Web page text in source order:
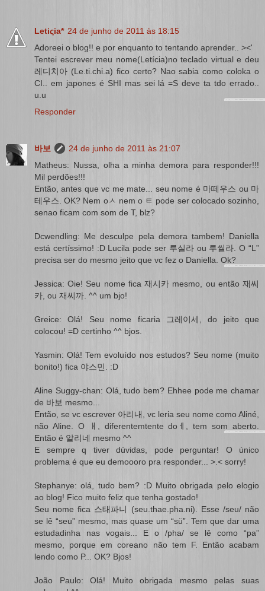
Letiςia* 24 de junho de 2011 às 18:15
Adoreei o blog!! e por enquanto to tentando aprender.. ><'
Tentei escrever meu nome(Letícia)no teclado virtual e deu
레디치아 (Le.ti.chi.a) fico certo? Nao sabia como coloka o
CI.. em japones é SHI mas sei lá =S deve ta tdo errado..
u.u
Responder
바보
24 de junho de 2011 às 21:07
Matheus: Nussa, olha a minha demora para responder!!!
Mil perdões!!!
Então, antes que vc me mate... seu nome é 마떼우스 ou 마
테우스. OK? Nem oㅅ nem o ㅌ pode ser colocado sozinho,
senao ficam com som de T, blz?
Dcwendling: Me desculpe pela demora tambem! Daniella
está certíssimo! :D Lucila pode ser 루실라 ou 루씰라. O “L”
precisa ser do mesmo jeito que vc fez o Daniella. Ok?
Jessica: Oie! Seu nome fica 재시카 mesmo, ou então 재씨
카, ou 재씨까. ^^ um bjo!
Greice: Olá! Seu nome ficaria 그레이세, do jeito que
colocou! =D certinho ^^ bjos.
Yasmin: Olá! Tem evoluído nos estudos? Seu nome (muito
bonito!) fica 야스민. :D
Aline Suggy-chan: Olá, tudo bem? Ehhee pode me chamar
de 바보 mesmo...
Então, se vc escrever 아리내, vc leria seu nome como Aliné,
não Aline. O ㅐ, diferentemtente doㅔ, tem som aberto.
Então é 알리네 mesmo ^^
E sempre q tiver dúvidas, pode perguntar! O único
problema é que eu demoooro pra responder... >.< sorry!
Stephanye: olá, tudo bem? :D Muito obrigada pelo elogio
ao blog! Fico muito feliz que tenha gostado!
Seu nome fica 스태파니 (seu.thae.pha.ni). Esse /seu/ não
se lê “seu” mesmo, mas quase um “sü”. Tem que dar uma
estudadinha nas vogais... E o /pha/ se lê como “pa”
mesmo, porque em coreano não tem F. Então acabam
lendo como P... OK? Bjos!
João Paulo: Olá! Muito obrigada mesmo pelas suas